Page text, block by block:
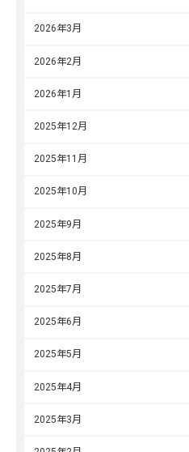
2026年3月
2026年2月
2026年1月
2025年12月
2025年11月
2025年10月
2025年9月
2025年8月
2025年7月
2025年6月
2025年5月
2025年4月
2025年3月